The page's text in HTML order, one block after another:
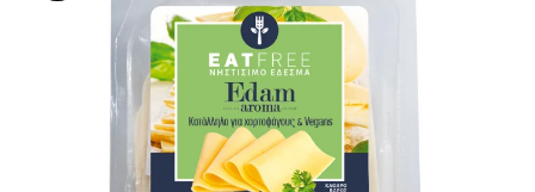
FĂINĂ FĂRĂ GLUTEN
BĂUTURI / LAPTE VEGETAL
OREZ ȘI CEREALE
CREME ȘI PASTE TARTINABILE